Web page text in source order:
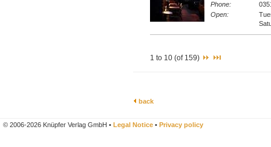
Phone:
Open:
1 to 10 (of 159)
back
© 2006-2026 Knüpfer Verlag GmbH • Legal Notice • Privacy policy